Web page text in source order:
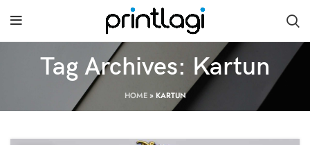
Tag Archives: Kartun
HOME» KARTUN